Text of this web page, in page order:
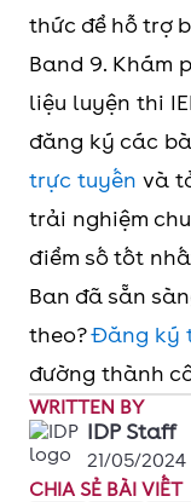
thức để hỗ trợ
Band 9. Khám
liệu luyện thi
đăng ký các
trực tuyến và
trải nghiệm
điểm số tốt
Ban đã sẵn
theo?Đăng ký
đường thành
WRITTEN BY
IDP Staff
21/05/2024
CHIA SẺ BÀI VIẾT